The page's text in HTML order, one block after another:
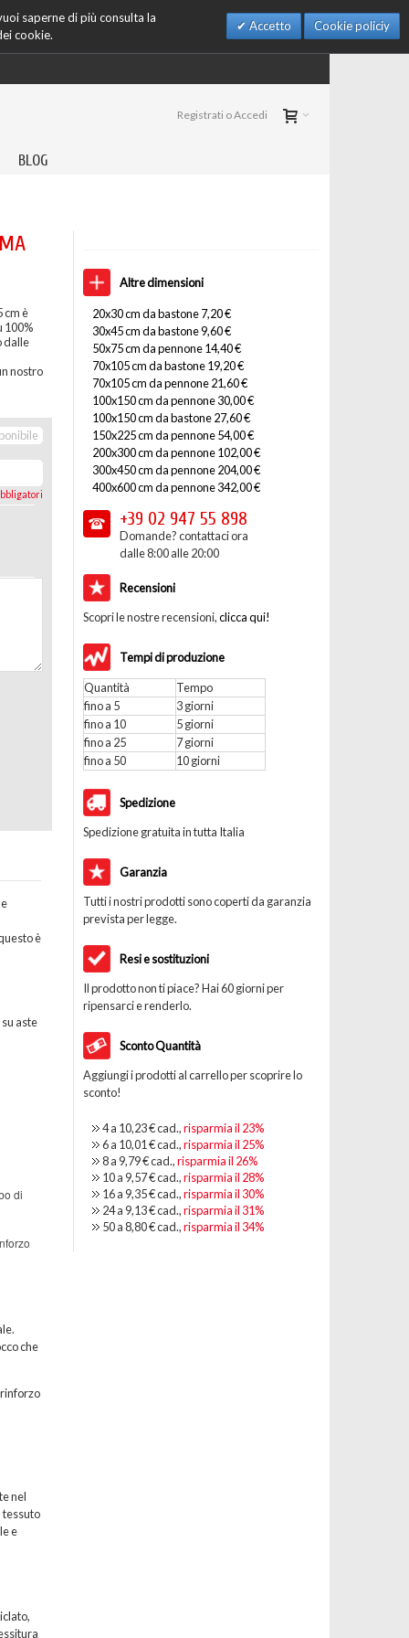
saperne di più consulta la
cookie.
Accetto Cookie policiy
Registrati o Accedi
BLOG
cm è
100%
dalle
nostro
Altre dimensioni
20x30 cm da bastone 7,20 €
30x45 cm da bastone 9,60 €
50x75 cm da pennone 14,40 €
70x105 cm da bastone 19,20 €
70x105 cm da pennone 21,60 €
100x150 cm da pennone 30,00 €
100x150 cm da bastone 27,60 €
150x225 cm da pennone 54,00 €
200x300 cm da pennone 102,00 €
300x450 cm da pennone 204,00 €
400x600 cm da pennone 342,00 €
+39 02 947 55 898
Domande? contattaci ora
dalle 8:00 alle 20:00
Recensioni
Scopri le nostre recensioni,clicca qui!
Tempi di produzione
Quantità
Tempo
fino a 5
3 giorni
fino a 10
5 giorni
fino a 25
7 giorni
fino a 50
10 giorni
Spedizione
Spedizione gratuita in tutta Italia
Garanzia
Tutti i nostri prodotti sono coperti da garanzia
prevista per legge.
Resi e sostituzioni
Il prodotto non ti piace? Hai 60 giorni per
ripensarci e renderlo.
Sconto Quantità
Aggiungi i prodotti al carrello per scoprire lo
sconto!
4 a 10,23 €cad.,risparmia il 23%
6 a 10,01 €cad.,risparmia il 25%
8 a 9,79 €cad.,risparmia il 26%
10 a 9,57 €cad.,risparmia il 28%
16 a 9,35 €cad.,risparmia il 30%
24 a 9,13 €cad.,risparmia il 31%
50 a8,80 €cad.,risparmia il 34%
è
aste
di
che
nel
tessuto
e